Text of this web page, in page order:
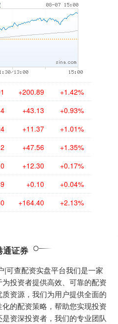
+200.89 +1.42%
+43.13 +0.93%
+11.37 +1.01%
+47.56 +1.35%
+12.30 +0.17%
+0.10 +0.04%
+164.40 +2.13%
通证券
|可查配资实盘平台我们是一家
投资者提供高效、可靠的配资
资源，我们为用户提供全面的
的配资策略，帮助您实现投资
资深投资者，我们的专业团队